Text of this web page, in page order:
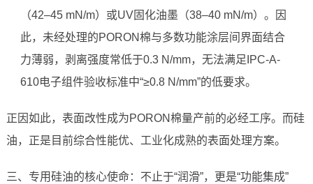
（42–45 mN/m）或UV固化油墨（38–40 mN/m）。因
此，未经处理的PORON棉与多数功能涂层间界面结合
力薄弱，剥离强度常低于0.3 N/mm，无法满足IPC-A-
610电子组件验收标准中“≥0.8 N/mm”的低要求。
正因如此，表面改性成为PORON棉量产前的必经工序。而硅
油，正是目前综合性能优、工业化成熟的表面处理方案。
三、专用硅油的核心使命：不止于“润滑”，更是“功能集成”